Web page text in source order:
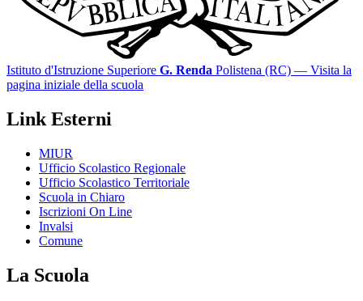
Istituto d'Istruzione Superiore G. Renda Polistena (RC) — Visita la
pagina iniziale della scuola
Link Esterni
MIUR
Ufficio Scolastico Regionale
Ufficio Scolastico Territoriale
Scuola in Chiaro
Iscrizioni On Line
Invalsi
Comune
La Scuola